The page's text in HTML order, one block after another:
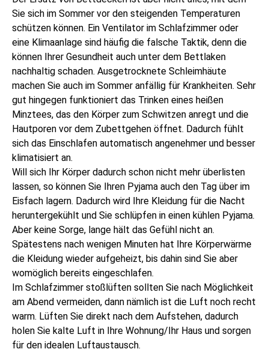
Sie sich im Sommer vor den steigenden Temperaturen
schützen können. Ein Ventilator im Schlafzimmer oder
eine Klimaanlage sind häufig die falsche Taktik, denn die
können Ihrer Gesundheit auch unter dem Bettlaken
nachhaltig schaden. Ausgetrocknete Schleimhäute
machen Sie auch im Sommer anfällig für Krankheiten. Sehr
gut hingegen funktioniert das Trinken eines heißen
Minztees, das den Körper zum Schwitzen anregt und die
Hautporen vor dem Zubettgehen öffnet. Dadurch fühlt
sich das Einschlafen automatisch angenehmer und besser
klimatisiert an.
Will sich Ihr Körper dadurch schon nicht mehr überlisten
lassen, so können Sie Ihren Pyjama auch den Tag über im
Eisfach lagern. Dadurch wird Ihre Kleidung für die Nacht
heruntergekühlt und Sie schlüpfen in einen kühlen Pyjama.
Aber keine Sorge, lange hält das Gefühl nicht an.
Spätestens nach wenigen Minuten hat Ihre Körperwärme
die Kleidung wieder aufgeheizt, bis dahin sind Sie aber
womöglich bereits eingeschlafen.
Im Schlafzimmer stoßlüften sollten Sie nach Möglichkeit
am Abend vermeiden, dann nämlich ist die Luft noch recht
warm. Lüften Sie direkt nach dem Aufstehen, dadurch
holen Sie kalte Luft in Ihre Wohnung/Ihr Haus und sorgen
für den idealen Luftaustausch.